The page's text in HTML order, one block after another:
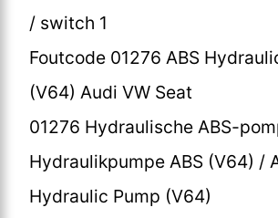
/ switch 1
Foutcode 01276 ABS
(V64) Audi VW Seat
01276 Hydraulische ABS-
Hydraulikpumpe ABS (V64) /
Hydraulic Pump (V64)